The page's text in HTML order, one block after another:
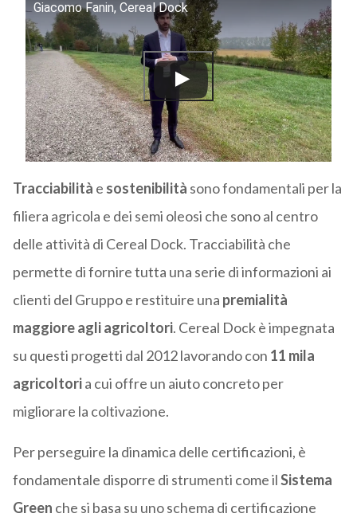
Giacomo Fanin, Cereal Dock
Tracciabilità e sostenibilità sono fondamentali per la
filiera agricola e dei semi oleosi che sono al centro
delle attività di Cereal Dock. Tracciabilità che
permette di fornire tutta una serie di informazioni ai
clienti del Gruppo e restituire una premialità
maggiore agli agricoltori. Cereal Dock è impegnata
su questi progetti dal 2012 lavorando con 11 mila
agricoltoria cui offre un aiuto concreto per
migliorare la coltivazione.
Per perseguire la dinamica delle certificazioni, è
fondamentale disporre di strumenti come ilSistema
Green che si basa su uno schema di certificazione